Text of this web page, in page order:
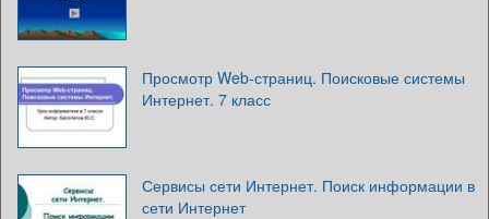
Просмотр Web-страниц. Поисковые системы
Интернет. 7 класс
Сервисы сети Интернет. Поиск информации в
сети Интернет